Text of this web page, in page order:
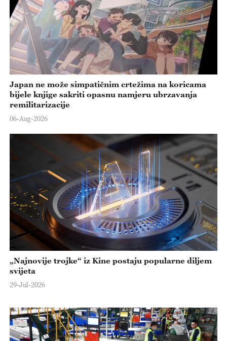
Japan ne može simpatičnim crtežima na koricama
bijele knjige sakriti opasnu namjeru ubrzavanja
remilitarizacije
06-Aug-2026
„Najnovije trojke“ iz Kine postaju popularne diljem
svijeta
29-Jul-2026